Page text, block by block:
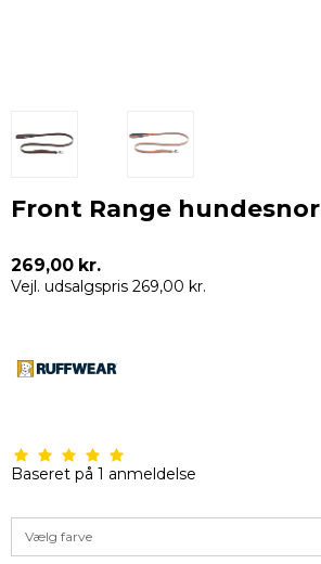
Front Range hundesnor
269,00 kr.
Vejl. udsalgspris 269,00 kr.
Baseret på 1 anmeldelse
Vælg farve